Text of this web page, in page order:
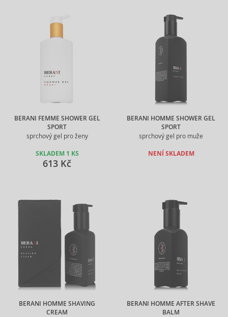
BERANI FEMME SHOWER GEL
SPORT
sprchový gel pro ženy
SKLADEM 1 KS
613 Kč
BERANI HOMME SHOWER GEL
SPORT
sprchový gel pro muže
NENÍ SKLADEM
BERANI HOMME SHAVING
CREAM
BERANI HOMME AFTER SHAVE
BALM